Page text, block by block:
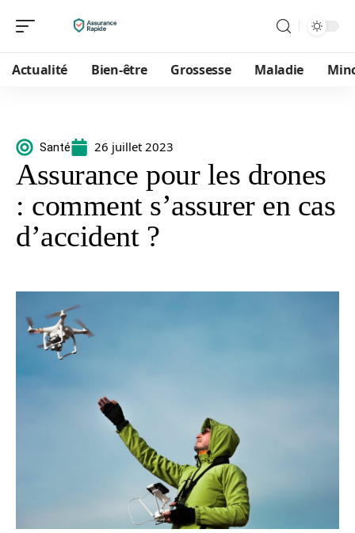
Actualité Bien-être Grossesse Maladie
Santé 26 juillet 2023
Assurance pour les drones
: comment s’assurer en cas
d’accident ?